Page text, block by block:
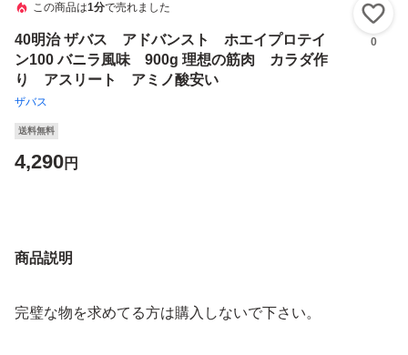
この商品は1分で売れました
40明治 ザバス アドバンスト ホエイプロテイ
ン100 バニラ風味 900g 理想の筋肉 カラダ作
り アスリート アミノ酸安い
ザバス
0
送料無料
4,290円
商品説明
完璧な物を求めてる方は購入しないで下さい。